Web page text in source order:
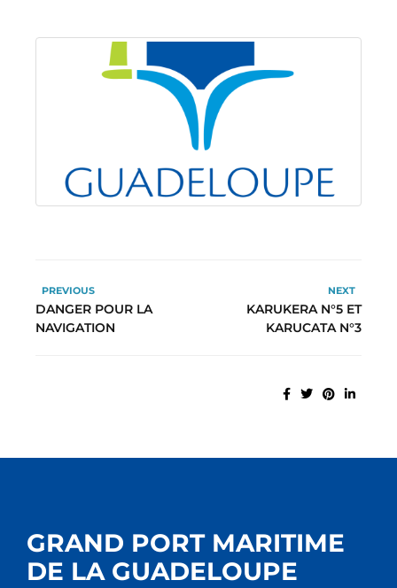
PREVIOUS
DANGER POUR LA
NAVIGATION
NEXT
KARUKERA N°5 ET
KARUCATA N°3
GRAND PORT MARITIME
DE LA GUADELOUPE